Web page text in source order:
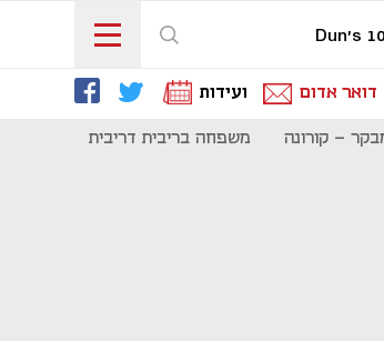
Dun's
דואר אדום ועידות
- קורונה משפחה בריבית דריבית